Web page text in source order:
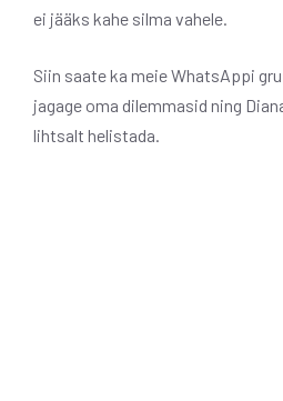
ei jääks kahe silma vahele.
Siin saate ka meie WhatsAppi
jagage oma dilemmasid ning
lihtsalt helistada.